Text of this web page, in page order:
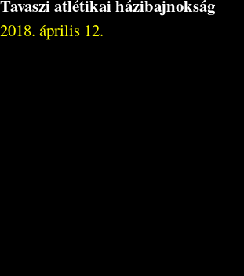
Tavaszi atlétikai házibajnokság
2018. április 12.